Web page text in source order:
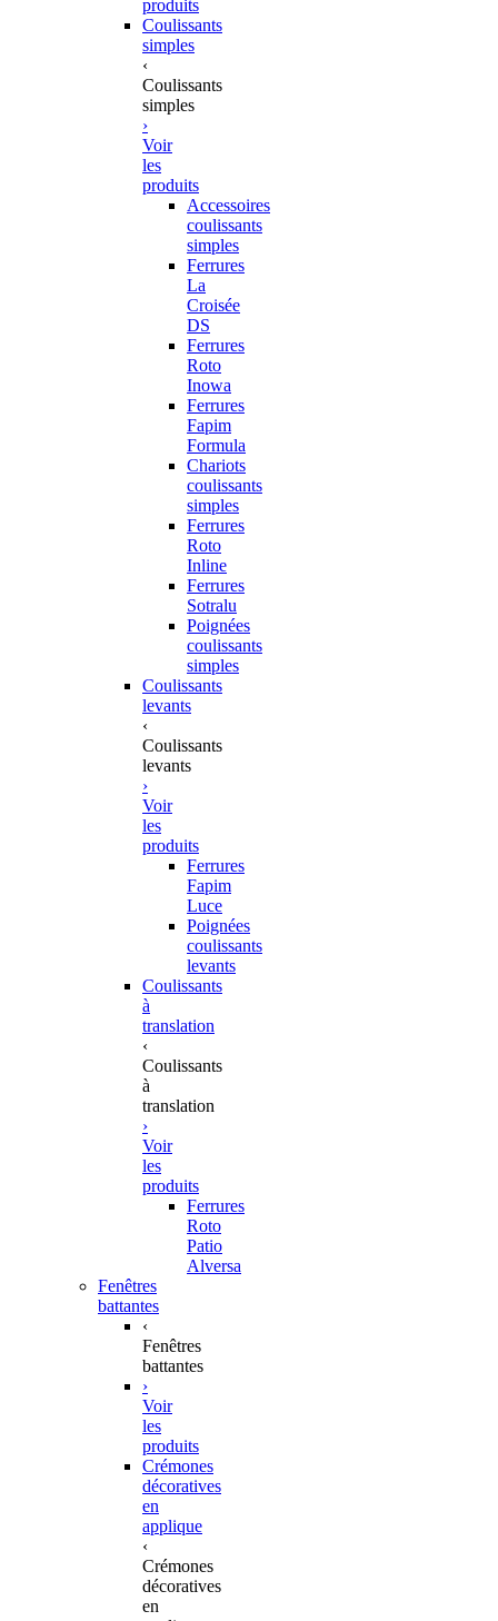
produits
Coulissants
simples
‹
Coulissants
simples
›
Voir
les
produits
Accessoires
coulissants
simples
Ferrures
La
Croisée
DS
Ferrures
Roto
Inowa
Ferrures
Fapim
Formula
Chariots
coulissants
simples
Ferrures
Roto
Inline
Ferrures
Sotralu
Poignées
coulissants
simples
Coulissants
levants
‹
Coulissants
levants
›
Voir
les
produits
Ferrures
Fapim
Luce
Poignées
coulissants
levants
Coulissants
à
translation
‹
Coulissants
à
translation
›
Voir
les
produits
Ferrures
Roto
Patio
Alversa
Fenêtres
battantes
‹
Fenêtres
battantes
›
Voir
les
produits
Crémones
décoratives
en
applique
‹
Crémones
décoratives
en